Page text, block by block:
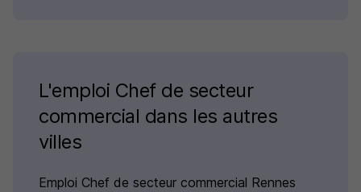
L'emploi Chef de secteur
commercial dans les autres
villes
Emploi Chef de secteur commercial Rennes